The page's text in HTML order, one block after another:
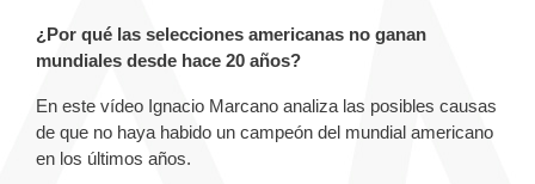
¿Por qué las selecciones americanas no ganan
mundiales desde hace 20 años?
En este vídeo Ignacio Marcano analiza las posibles causas
de que no haya habido un campeón del mundial americano
en los últimos años.